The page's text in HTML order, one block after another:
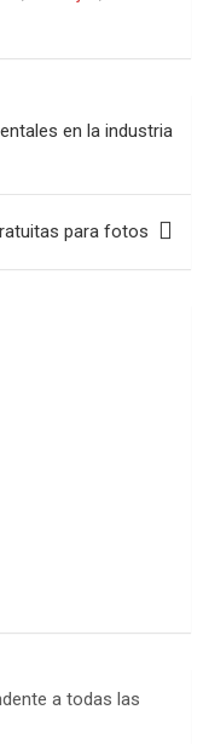
en la industria
para fotos
a todas las